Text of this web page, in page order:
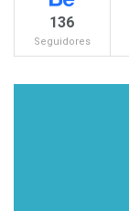
136
Seguidores